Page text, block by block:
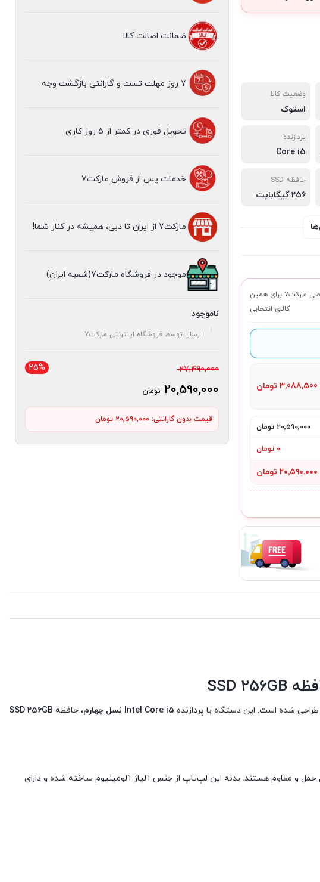
وضعیت کالا
استوک
پردازنده
Core i5
حافظه SSD
256 گیگابایت
گارانتی اختصاصی مارکت۷ برای همین
کالای انتخابی
3,088,500 تومان
۲۰٬۵۹۰٬۰۰۰ تومان
۰ تومان
۲۰٬۵۹۰٬۰۰۰ تومان
ضمانت اصالت کالا
7 روز مهلت تست و گارانتی بازگشت وجه
تحویل فوری در کمتر از 5 روز کاری
خدمات پس از فروش مارکت7
مارکت7 از ایران تا دبی، همیشه در کنار شما!
موجود در فروشگاه مارکت7(شعبه ایران)
ناموجود
ارسال توسط فروشگاه اینترنتی مارکت7
25% 27,490,000قیمت
اصلی
بود.
20,590,000 تومان
قیمت
فعلی
20,590,000 تومان
قیمت بدون گارانتی: ۲۰٬۵۹۰٬۰۰۰ تومان
Intel Core i5 نسل چهارم ، حافظه SSD 256GB
حمل و مقاوم هستند. بدنه این لپ‌تاپ از جنس آلیاژ آلومینیوم ساخته شده و دارای